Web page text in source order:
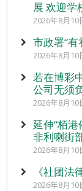
展 欢迎学
2026年8月10
市政署“
2026年8月10
若在博彩
公司无须
2026年8月10
延伸“栢
非利喇街
2026年8月10
《社团法
2026年8月10